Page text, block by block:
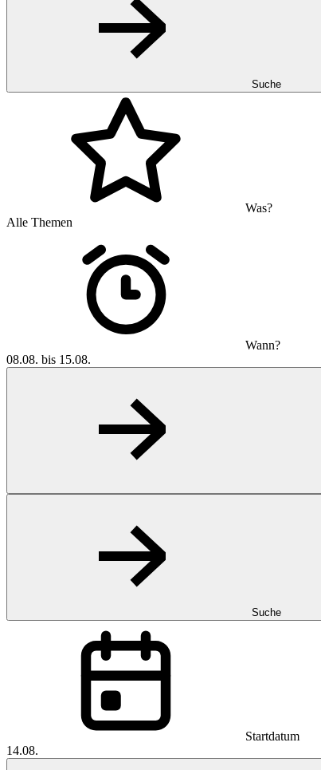
Suche
Was?
Alle Themen
Wann?
08.08. bis 15.08.
Suche
Startdatum
14.08.